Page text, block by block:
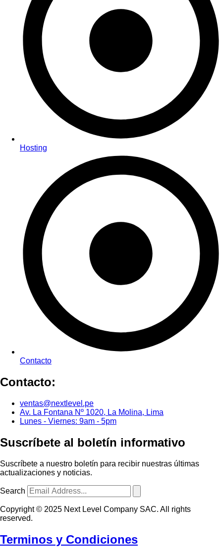
Hosting
Contacto
Contacto:
ventas@nextlevel.pe
Av. La Fontana Nº 1020, La Molina, Lima
Lunes - Viernes: 9am - 5pm
Suscríbete al boletín informativo
Suscríbete a nuestro boletín para recibir nuestras últimas
actualizaciones y noticias.
Search
Copyright © 2025 Next Level Company SAC. All rights
reserved.
Terminos y Condiciones